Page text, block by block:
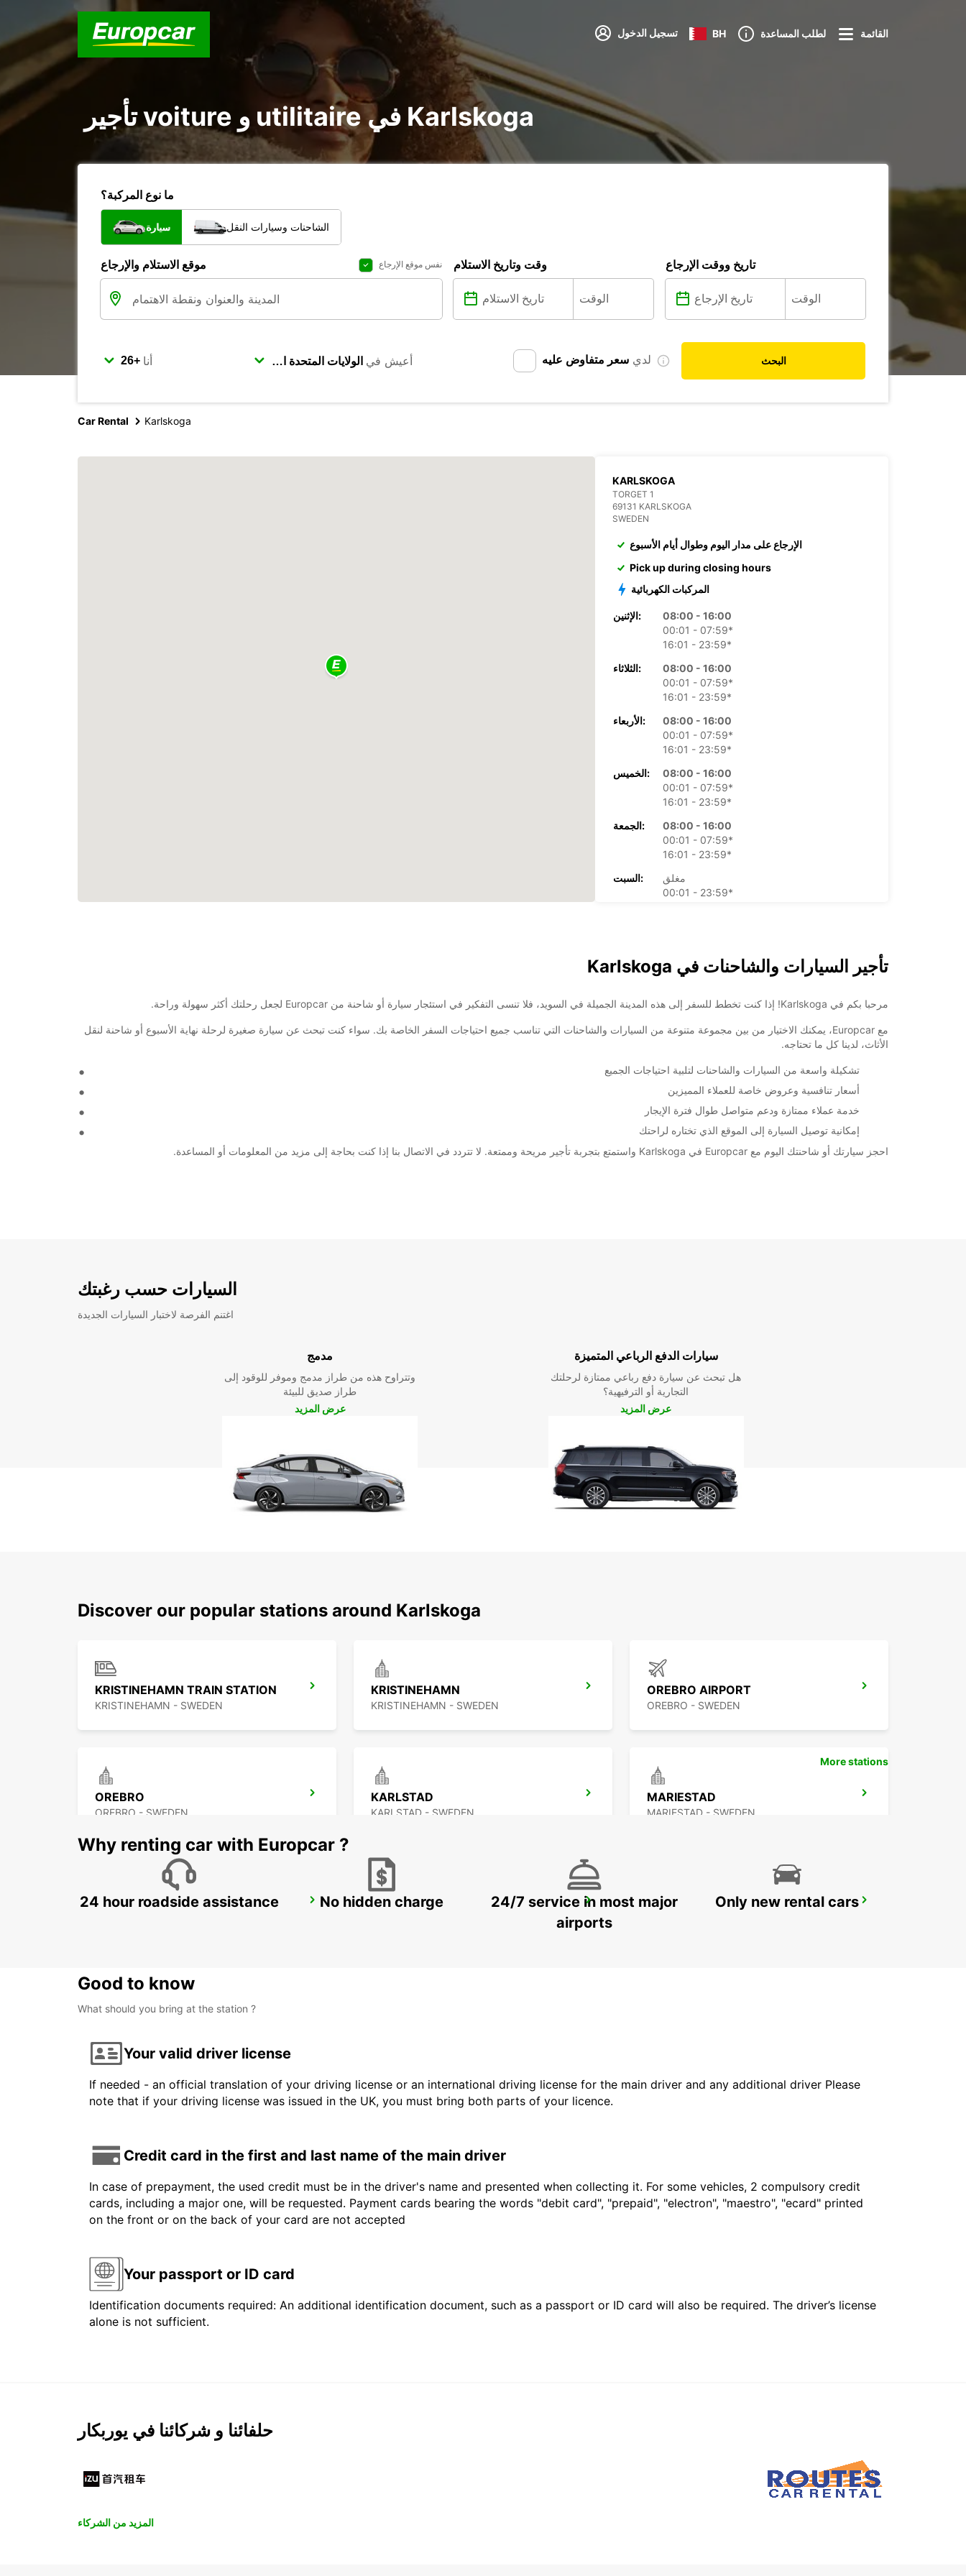
تسجيل الدخول BH لطلب المساعدة القائمة
تأجير voiture و utilitaire في Karlskoga
ما نوع المركبة؟
سيارة الشاحنات وسيارات النقل
موقع الاستلام والإرجاع نفس موقع الإرجاع وقت وتاريخ الاستلام تاريخ ووقت الإرجاع
أنا أعيش في لدي سعر متفاوض عليه البحث
Car Rental Karlskoga
KARLSKOGA
TORGET 1
69131 KARLSKOGA
SWEDEN
الإرجاع على مدار اليوم وطوال أيام الأسبوع
Pick up during closing hours
المركبات الكهربائية
الإثنين:
08:00 - 16:00
00:01 - 07:59*
16:01 - 23:59*
الثلاثاء:
08:00 - 16:00
00:01 - 07:59*
16:01 - 23:59*
الأربعاء:
08:00 - 16:00
00:01 - 07:59*
16:01 - 23:59*
الخميس:
08:00 - 16:00
00:01 - 07:59*
16:01 - 23:59*
الجمعة:
08:00 - 16:00
00:01 - 07:59*
16:01 - 23:59*
السبت:
مغلق
00:01 - 23:59*
These opening hours may vary due to public holidays.
+46 (586) 206990
تأجير السيارات والشاحنات في Karlskoga
مرحبا بكم في Karlskoga! إذا كنت تخطط للسفر إلى هذه المدينة الجميلة في السويد، فلا تنسى التفكير في استئجار سيارة أو شاحنة من Europcar لجعل رحلتك أكثر سهولة وراحة.
مع Europcar، يمكنك الاختيار من بين مجموعة متنوعة من السيارات والشاحنات التي تناسب جميع احتياجات السفر الخاصة بك. سواء كنت تبحث عن سيارة صغيرة لرحلة نهاية الأسبوع أو شاحنة لنقل
الأثاث، لدينا كل ما تحتاجه.
تشكيلة واسعة من السيارات والشاحنات لتلبية احتياجات الجميع
أسعار تنافسية وعروض خاصة للعملاء المميزين
خدمة عملاء ممتازة ودعم متواصل طوال فترة الإيجار
إمكانية توصيل السيارة إلى الموقع الذي تختاره لراحتك
احجز سيارتك أو شاحنتك اليوم مع Europcar في Karlskoga واستمتع بتجربة تأجير مريحة وممتعة. لا تتردد في الاتصال بنا إذا كنت بحاجة إلى مزيد من المعلومات أو المساعدة.
السيارات حسب رغبتك
اغتنم الفرصة لاختبار السيارات الجديدة
مدمج
وتتراوح هذه من طراز مدمج وموفر للوقود إلى
طراز صديق للبيئة
عرض المزيد
سيارات الدفع الرباعي المتميزة
هل تبحث عن سيارة دفع رباعي ممتازة لرحلتك
التجارية أو الترفيهية؟
عرض المزيد
Discover our popular stations around Karlskoga
KRISTINEHAMN TRAIN STATION
KRISTINEHAMN - SWEDEN
KRISTINEHAMN
KRISTINEHAMN - SWEDEN
OREBRO AIRPORT
OREBRO - SWEDEN
OREBRO
OREBRO - SWEDEN
KARLSTAD
KARLSTAD - SWEDEN
MARIESTAD
MARIESTAD - SWEDEN
MOTALA LUDVIKA SECO TOOLS DELIVERY
More stations
Why renting car with Europcar ?
24 hour roadside assistance No hidden charge
24/7 service in most major
airports
Only new rental cars
Good to know
What should you bring at the station ?
Your valid driver license
If needed - an official translation of your driving license or an international driving license for the main driver and any additional driver Please
note that if your driving license was issued in the UK, you must bring both parts of your licence.
Credit card in the first and last name of the main driver
In case of prepayment, the used credit must be in the driver's name and presented when collecting it. For some vehicles, 2 compulsory credit
cards, including a major one, will be requested. Payment cards bearing the words "debit card", "prepaid", "electron", "maestro", "ecard" printed
on the front or on the back of your card are not accepted
Your passport or ID card
Identification documents required: An additional identification document, such as a passport or ID card will also be required. The driver’s license
alone is not sufficient.
حلفائنا و شركائنا في يوربكار
المزيد من الشركاء